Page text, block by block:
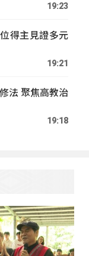
19:23
得主見證多元
19:21
法 聚焦高教治
19:18